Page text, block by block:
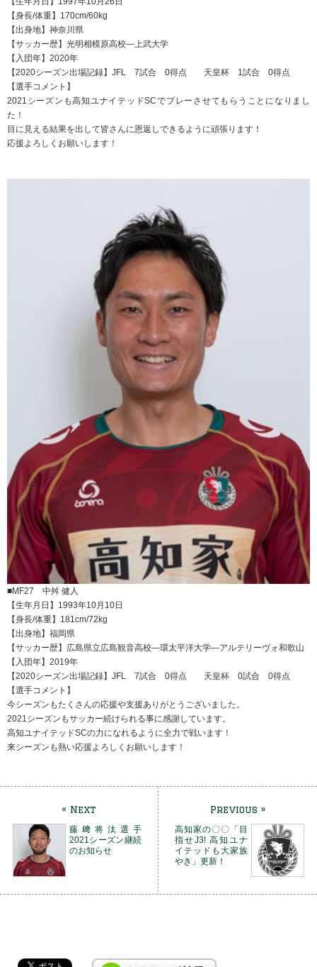
【身長/体重】170cm/60kg
【出身地】神奈川県
【サッカー歴】光明相模原高校―上武大学
【入団年】2020年
【2020シーズン出場記録】JFL 7試合 0得点 天皇杯 1試合 0得点
【選手コメント】
2021シーズンも高知ユナイテッドSCでプレーさせてもらうことになりまし
た！
目に見える結果を出して皆さんに恩返しできるように頑張ります！
応援よろしくお願いします！
■MF27 中舛 健人
【生年月日】1993年10月10日
【身長/体重】181cm/72kg
【出身地】福岡県
【サッカー歴】広島県立広島観音高校―環太平洋大学―アルテリーヴォ和歌山
【入団年】2019年
【2020シーズン出場記録】JFL 7試合 0得点 天皇杯 0試合 0得点
【選手コメント】
今シーズンもたくさんの応援や支援ありがとうございました。
2021シーズンもサッカー続けられる事に感謝しています。
高知ユナイテッドSCの力になれるように全力で戦います！
来シーズンも熱い応援よろしくお願いします！
« Next
藤﨑将汰選手
2021シーズン継続
のお知らせ
Previous »
高知家の〇〇「目
指せJ3! 高知ユナ
イテッドも大家族
やき」更新！